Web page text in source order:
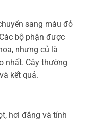
sang màu đỏ
bộ phận được
nhưng củ là
nhất. Cây thường
kết quả.
hơi đắng và tính